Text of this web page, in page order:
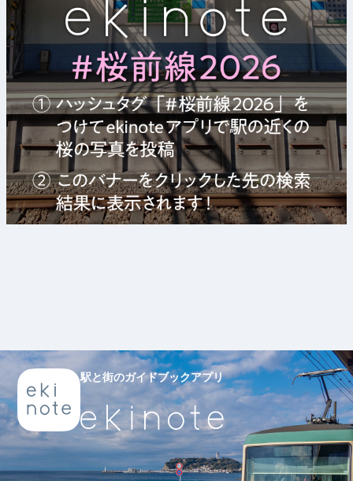
駅と街のガイドブックアプリ